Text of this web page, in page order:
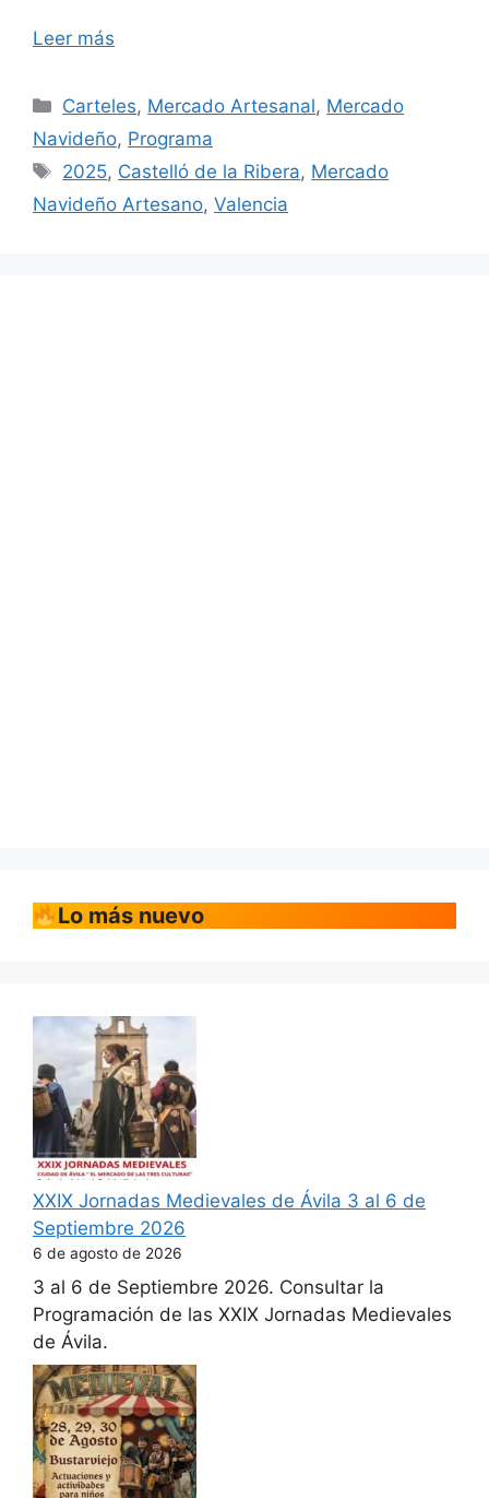
Leer más
Categorías
Carteles, Mercado Artesanal, Mercado
Navideño, Programa
Etiquetas
2025, Castelló de la Ribera, Mercado
Navideño Artesano, Valencia
Lo más nuevo
XXIX Jornadas Medievales de Ávila 3 al 6 de
Septiembre 2026
6 de agosto de 2026
3 al 6 de Septiembre 2026. Consultar la
Programación de las XXIX Jornadas Medievales
de Ávila.